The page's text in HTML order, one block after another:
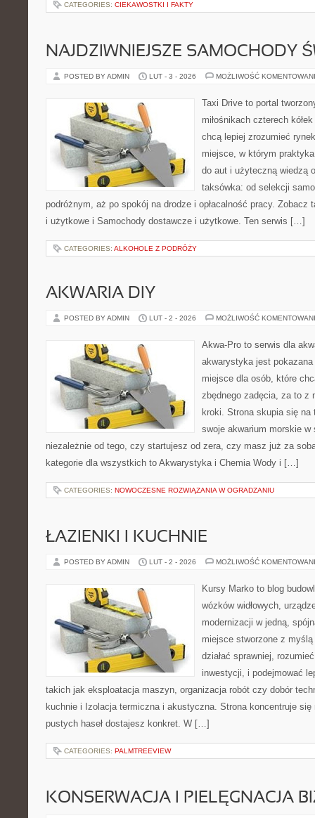
CATEGORIES: CIEKAWOSTKI I FAKTY
NAJDZIWNIEJSZE SAMOCHODY
POSTED BY ADMIN LUT - 3 - 2026 MOŻLIWOŚĆ
Taxi Drive to portal
miłośnikach czterech
chcą lepiej zrozumieć
miejsce, w którym
do aut i użyteczną wiedzą
taksówka: od selekcji
podróżnym, aż po spokój na drodze i opłacalność pracy. Zobacz
i użytkowe i Samochody dostawcze i użytkowe. Ten serwis […]
CATEGORIES: ALKOHOLE Z PODRÓŻY
AKWARIA DIY
POSTED BY ADMIN LUT - 2 - 2026 MOŻLIWOŚĆ
Akwa-Pro to serwis dla
akwarystyka jest
miejsce dla osób, które
zbędnego zadęcia, za to z
kroki. Strona skupia się na
swoje akwarium morskie w
niezależnie od tego, czy startujesz od zera, czy masz już za
kategorie dla wszystkich to Akwarystyka i Chemia Wody i […]
CATEGORIES: NOWOCZESNE ROZWIĄZANIA W OGRADZANIU
ŁAZIENKI I KUCHNIE
POSTED BY ADMIN LUT - 2 - 2026 MOŻLIWOŚĆ
Kursy Marko to blog
wózków widłowych,
modernizacji w jedną,
miejsce stworzone z
działać sprawniej,
inwestycji, i podejmować
takich jak eksploatacja maszyn, organizacja robót czy dobór
kuchnie i Izolacja termiczna i akustyczna. Strona koncentruje
pustych haseł dostajesz konkret. W […]
CATEGORIES: PALMTREEVIEW
KONSERWACJA I PIELĘGNACJA